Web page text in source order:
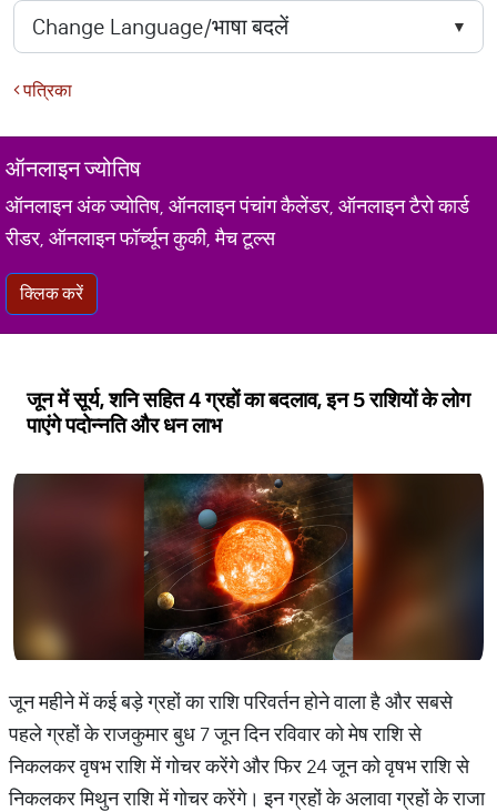
पत्रिका
ऑनलाइन ज्योतिष
ऑनलाइन अंक ज्योतिष, ऑनलाइन पंचांग कैलेंडर, ऑनलाइन टैरो कार्ड
रीडर, ऑनलाइन फॉर्च्यून कुकी, मैच टूल्स
क्लिक करें
जून में सूर्य, शनि सहित 4 ग्रहों का बदलाव, इन 5 राशियों के लोग
पाएंगे पदोन्नति और धन लाभ
जून महीने में कई बड़े ग्रहों का राशि परिवर्तन होने वाला है और सबसे
पहले ग्रहों के राजकुमार बुध 7 जून दिन रविवार को मेष राशि से
निकलकर वृषभ राशि में गोचर करेंगे और फिर 24 जून को वृषभ राशि से
निकलकर मिथुन राशि में गोचर करेंगे। इन ग्रहों के अलावा ग्रहों के राजा